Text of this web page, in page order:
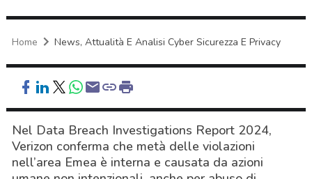
Home News, Attualità E Analisi Cyber Sicurezza E Privacy
Nel Data Breach Investigations Report 2024,
Verizon conferma che metà delle violazioni
nell’area Emea è interna e causata da azioni